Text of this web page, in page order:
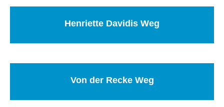
Henriette Davidis Weg
Von der Recke Weg